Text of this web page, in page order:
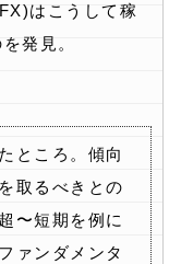
はこうして稼
発見。
ところ。傾向
取るべきとの
〜短期を例に
ァンダメンタ